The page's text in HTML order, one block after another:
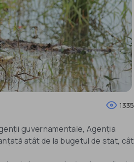
1335
guvernamentale, Agenția
atât de la bugetul de stat, cât